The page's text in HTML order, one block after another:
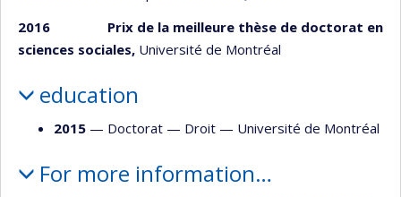
2016 Prix de la meilleure thèse de doctorat en
sciences sociales, Université de Montréal
education
2015 — Doctorat — Droit — Université de Montréal
For more information…